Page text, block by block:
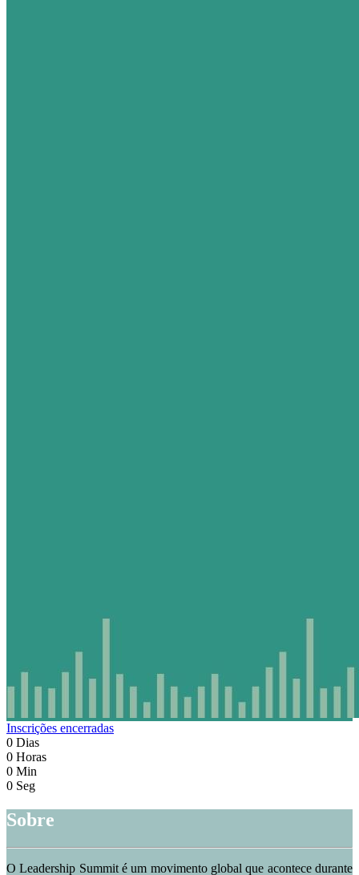
Inscrições encerradas
0 Dias
0 Horas
0 Min
0 Seg
Sobre
O Leadership Summit é um movimento global que acontece durante